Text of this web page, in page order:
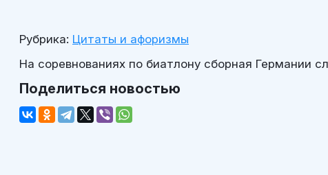
Рубрика: Цитаты и афоризмы
На соревнованиях по биатлону сборная Германии
Поделиться новостью